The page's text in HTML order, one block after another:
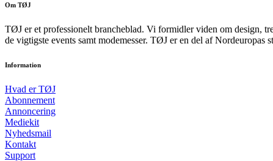
Om TØJ
TØJ er et professionelt brancheblad. Vi formidler viden om design,
de vigtigste events samt modemesser. TØJ er en del af Nordeuropas
Information
Hvad er TØJ
Abonnement
Annoncering
Mediekit
Nyhedsmail
Kontakt
Support